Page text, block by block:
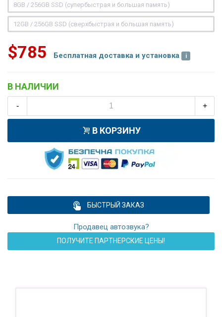
8GB / 256GB SSD (супербыстрая и большая память)
12GB / 256GB SSD (сверхбыстрая и большая память)
$785 Бесплатная доставка и установка
В НАЛИЧИИ
- +
В КОРЗИНУ
БЫСТРЫЙ ЗАКАЗ
Продавец автозвука?
ПОЛУЧИТЕ ПАРТНЕРСКИЕ ЦЕНЫ!